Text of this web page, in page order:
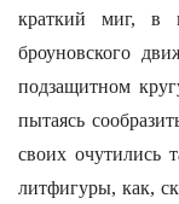
краткий миг, в
броуновского
подзащитном
пытаясь
своих очутились
литфигуры, как,